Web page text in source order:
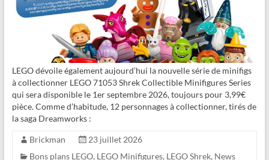
LEGO dévoile également aujourd’hui la nouvelle série de minifigs
à collectionner LEGO 71053 Shrek Collectible Minifigures Series
qui sera disponible le 1er septembre 2026, toujours pour 3,99€
pièce. Comme d’habitude, 12 personnages à collectionner, tirés de
la saga Dreamworks :
Brickman
23 juillet 2026
Bons plans LEGO, LEGO Minifigures, LEGO Shrek, News